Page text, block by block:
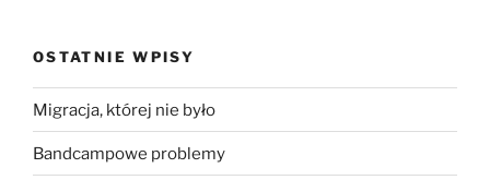
OSTATNIE WPISY
Migracja, której nie było
Bandcampowe problemy